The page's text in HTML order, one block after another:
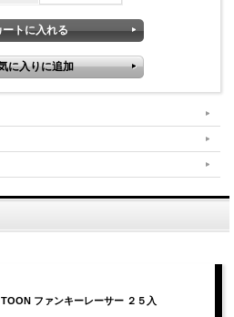
TOON ファンキーレーサー ２５入